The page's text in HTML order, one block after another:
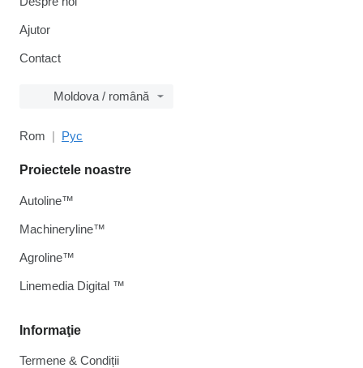
Ajutor
Contact
Moldova / română
Rom Рус
Informaţie
Termene & Condiții
Proiectele noastre
Autoline™
Machineryline™
Agroline™
Linemedia Digital ™